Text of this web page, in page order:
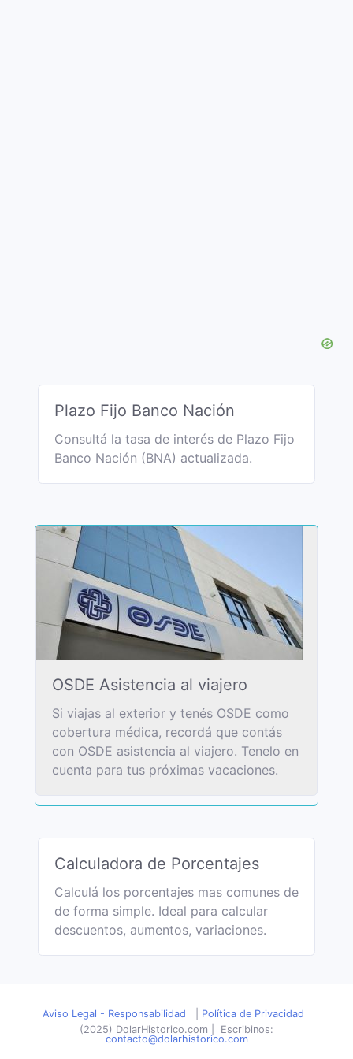
Plazo Fijo Banco Nación
Consultá la tasa de interés de Plazo Fijo
Banco Nación (BNA) actualizada.
OSDE Asistencia al viajero
Si viajas al exterior y tenés OSDE como
cobertura médica, recordá que contás
con OSDE asistencia al viajero. Tenelo en
cuenta para tus próximas vacaciones.
Calculadora de Porcentajes
Calculá los porcentajes mas comunes de
de forma simple. Ideal para calcular
descuentos, aumentos, variaciones.
Aviso Legal - Responsabilidad
Política de Privacidad
(2025) DolarHistorico.com
Escribinos:
contacto@dolarhistorico.com